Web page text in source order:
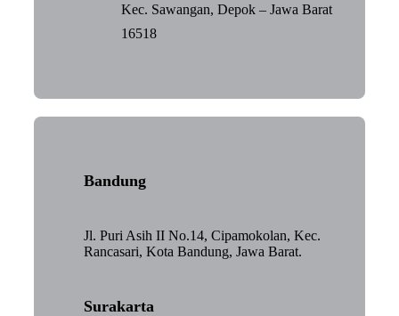
Kec. Sawangan, Depok – Jawa Barat
16518
Bandung
Jl. Puri Asih II No.14, Cipamokolan, Kec.
Rancasari, Kota Bandung, Jawa Barat.
Surakarta